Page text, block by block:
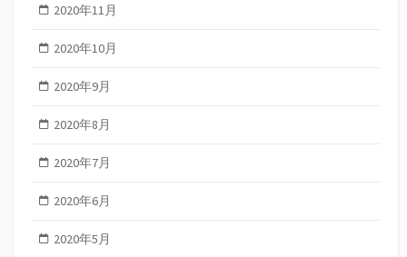
2020年11月
2020年10月
2020年9月
2020年8月
2020年7月
2020年6月
2020年5月